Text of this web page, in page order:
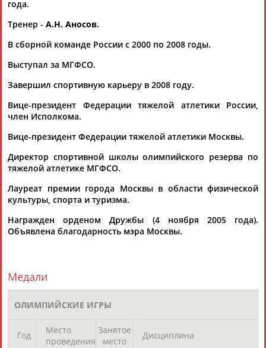
Каримжан
АБДРАХМАНОВАБДРАХМАНОВААБДУВАЛИЕВ
Герман
АБДУЛАЕВ
АБДУЛДАУДОВАБДУЛЖАЛИЛОВ АБДУЛКАГИРОВ
года.
Тренер - А.Н. Аносов.
В сборной команде России с 2000 по 2008 годы.
Выступал за МГФСО.
Завершил спортивную карьеру в 2008 году.
Вице-президент Федерации тяжелой атлетики России,
член Исполкома.
Вице-президент Федерации тяжелой атлетики Москвы.
Директор спортивной школы олимпийского резерва по
тяжелой атлетике МГФСО.
Лауреат премии города Москвы в области физической
культуры, спорта и туризма.
Награжден орденом Дружбы (4 ноября 2005 года).
Объявлена благодарность мэра Москвы.
Медали
ОЛИМПИЙСКИЕ ИГРЫ
Год
Место
проведения
Занятое
место
Дисциплина